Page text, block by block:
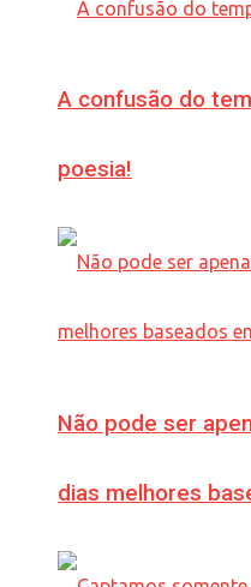
A confusão do
poesia!
Não pode ser
dias melhores